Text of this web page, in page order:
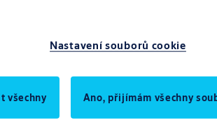
a zajišťuje stabilní uchycení vložky v jejím
materiálu poskytuje dlouhou životnost. Kryt
délkami vložek, což umožňuje flexibilní
instalačním potřebám a zajišťuje
montáž.
Nastavení souborů cookie
všechny Ano, přijímám všechny